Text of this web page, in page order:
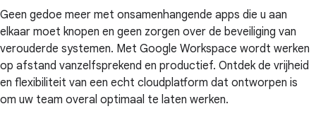
Geen gedoe meer met onsamenhangende apps die u aan
elkaar moet knopen en geen zorgen over de beveiliging van
verouderde systemen. Met Google Workspace wordt werken
op afstand vanzelfsprekend en productief. Ontdek de vrijheid
en flexibiliteit van een echt cloudplatform dat ontworpen is
om uw team overal optimaal te laten werken.